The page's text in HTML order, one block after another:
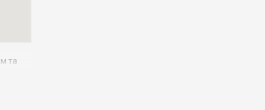
та